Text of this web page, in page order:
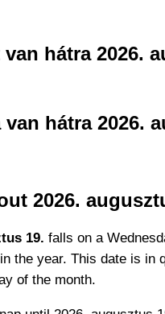
van hátra 2026.
van hátra 2026.
2026.
19. falls on a
the year. This date is in
of the month.